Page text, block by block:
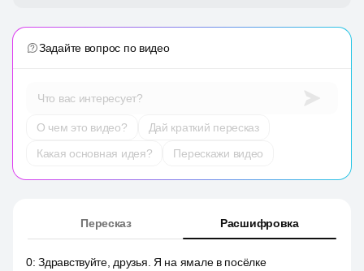
Задайте вопрос по видео
Что вас интересует?
О чем это видео?
Дай краткий пересказ
Какая основная идея?
Перескажи видео
Пересказ Расшифровка
0:Здравствуйте, друзья. Я на ямале в посёлке